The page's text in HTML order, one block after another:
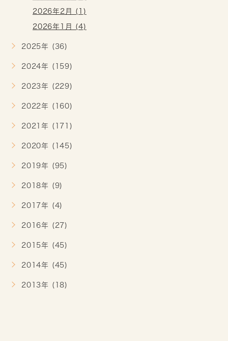
2026年2月 (1)
2026年1月 (4)
2025年 (36)
2024年 (159)
2023年 (229)
2022年 (160)
2021年 (171)
2020年 (145)
2019年 (95)
2018年 (9)
2017年 (4)
2016年 (27)
2015年 (45)
2014年 (45)
2013年 (18)